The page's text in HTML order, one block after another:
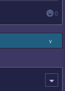
0
∨